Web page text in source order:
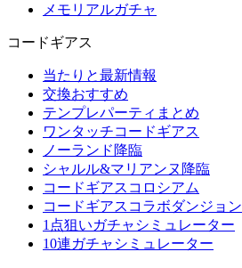
メモリアルガチャ
コードギアス
当たりと最新情報
交換おすすめ
テンプレパーティまとめ
ワンタッチコードギアス
ノーランド降臨
シャルル&マリアンヌ降臨
コードギアスコロシアム
コードギアスコラボダンジョン
1点狙いガチャシミュレーター
10連ガチャシミュレーター